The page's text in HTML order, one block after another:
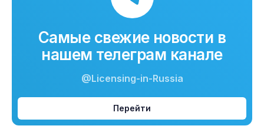
Самые свежие новости в
нашем телеграм канале
@Licensing-in-Russia
Перейти